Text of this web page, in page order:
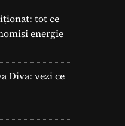
tot ce
energie
Diva: vezi ce